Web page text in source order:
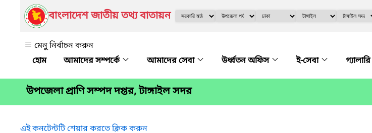
বাংলাদেশ জাতীয় তথ্য বাতায়ন
মেনু নির্বাচন করুন
আমাদের সম্পর্কে
আমাদের সেবা উর্ধ্বতন অফিস ই-সেবা গ্যালারি
উপজেলা প্রাণি সম্পদ দপ্তর, টাঙ্গাইল সদর
এই কনটেন্টটি শেয়ার করতে ক্লিক করুন